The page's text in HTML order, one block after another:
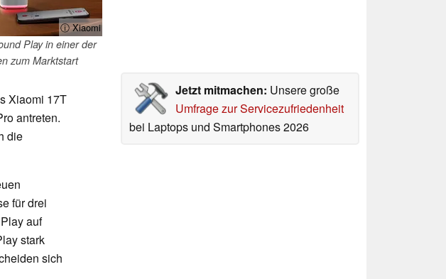
ⓘ Xiaomi
Play in einer der
zum Marktstart
Jetzt mitmachen: Unsere große
Umfrage zur Servicezufriedenheit
bei Laptops und Smartphones 2026
Xiaomi 17T
antreten.
die
für drei
auf
stark
sich